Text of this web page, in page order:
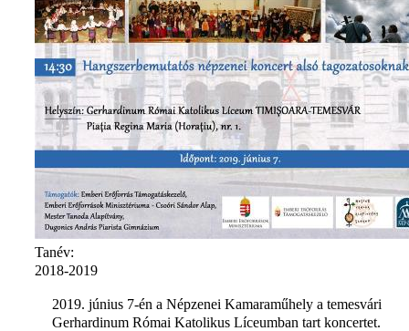
Tanév:
2018-2019
2019. június 7-én a Népzenei Kamaraműhely a temesvári
Gerhardinum Római Katolikus Líceumban tart koncertet.